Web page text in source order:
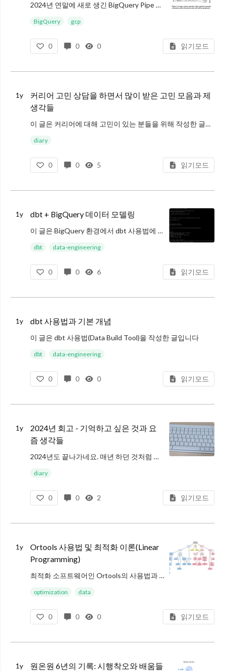
2024년 연말에 새로 생긴 BigQuery Pipe 사용법에 대해 작성한 글입니다
파이프 문법 Cheatsheet가 궁금하면 BigQuery 가이드북을 방문해주세요
BigQuery gcp
0 0 0 읽기모드
1y
커리어 고민 상담을 하면서 많이 받은 고민 모음과 제
생각들
이 글은 커리어에 대해 고민이 있는 분들을 위해 작성한 글입니다
경력이 쌓이면서 했던 고민들과 깨달은 것들 글과 연결되는 글입니다
diary
0 0 5 읽기모드
1y dbt + BigQuery 데이터 모델링
이 글은 BigQuery 환경에서 dbt 사용법에 대해 작성한 글입니다
예상 독자
BigQuery에서 dbt를 사용하는 방법에 궁금하신 분
dbt data-engineering
0 0 6 읽기모드
1y dbt 사용법과 기본 개념
이 글은 dbt 사용법(Data Build Tool)을 작성한 글입니다
예상 독자
dbt가 궁금하신 분
dbt data-engineering
0 0 0 읽기모드
1y
2024년 회고 - 기억하고 싶은 것과 요
즘 생각들
2024년도 끝나가네요. 매년 하던 것처럼 올해도 회고를 작성해봅니다
과거 회고 글 모음
데이터 사이언티스트가 되기 위해 진행한 다양한 노력들
diary
0 0 2 읽기모드
1y
Ortools 사용법 및 최적화 이론(Linear
Programming)
최적화 소프트웨어인 Ortools의 사용법과 최적화 이론(Optimization)에 대해 작성한 글입니다
optimization data
0 0 0 읽기모드
1y 원온원 6년의 기록: 시행착오와 배움들